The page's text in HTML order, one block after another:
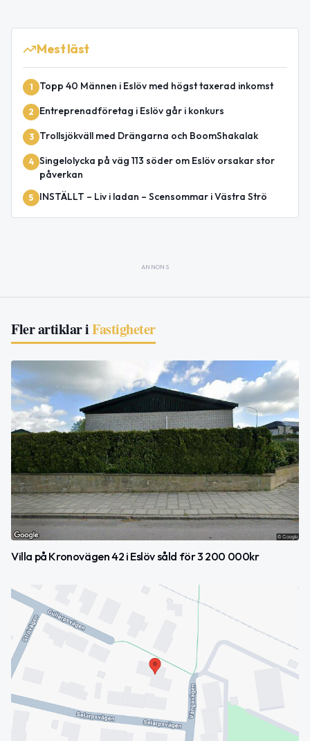
Mest läst
1 Topp 40 Männen i Eslöv med högst taxerad inkomst
2 Entreprenadföretag i Eslöv går i konkurs
3 Trollsjökväll med Drängarna och BoomShakalak
4 Singelolycka på väg 113 söder om Eslöv orsakar stor
påverkan
5 INSTÄLLT – Liv i ladan – Scensommar i Västra Strö
ANNONS
Fler artiklar iFastigheter
Villa på Kronovägen 42 i Eslöv såld för 3 200 000kr